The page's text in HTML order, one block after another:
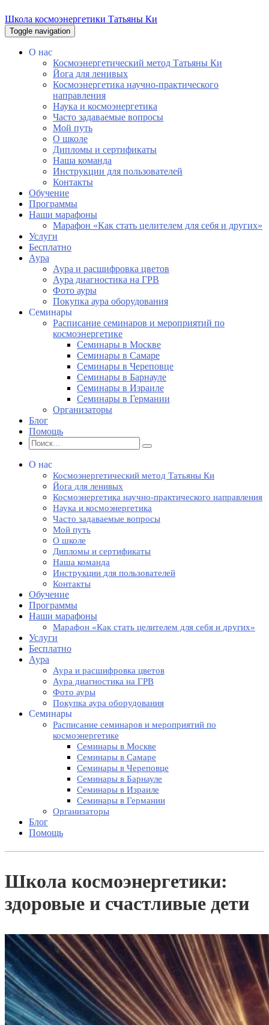
Школа космоэнергетики Татьяны Ки
Toggle navigation
О нас
Космоэнергетический метод Татьяны Ки
Йога для ленивых
Космоэнергетика научно-практического
направления
Наука и космоэнергетика
Часто задаваемые вопросы
Мой путь
О школе
Дипломы и сертификаты
Наша команда
Инструкции для пользователей
Контакты
Обучение
Программы
Наши марафоны
Марафон «Как стать целителем для себя и других»
Услуги
Бесплатно
Аура
Аура и расшифровка цветов
Аура диагностика на ГРВ
Фото ауры
Покупка аура оборудования
Семинары
Расписание семинаров и мероприятий по
космоэнергетике
Семинары в Москве
Семинары в Самаре
Семинары в Череповце
Семинары в Барнауле
Семинары в Израиле
Семинары в Германии
Организаторы
Блог
Помощь
О нас
Космоэнергетический метод Татьяны Ки
Йога для ленивых
Космоэнергетика научно-практического направления
Наука и космоэнергетика
Часто задаваемые вопросы
Мой путь
О школе
Дипломы и сертификаты
Наша команда
Инструкции для пользователей
Контакты
Обучение
Программы
Наши марафоны
Марафон «Как стать целителем для себя и других»
Услуги
Бесплатно
Аура
Аура и расшифровка цветов
Аура диагностика на ГРВ
Фото ауры
Покупка аура оборудования
Семинары
Расписание семинаров и мероприятий по
космоэнергетике
Семинары в Москве
Семинары в Самаре
Семинары в Череповце
Семинары в Барнауле
Семинары в Израиле
Семинары в Германии
Организаторы
Блог
Помощь
Школа космоэнергетики:
здоровые и счастливые дети